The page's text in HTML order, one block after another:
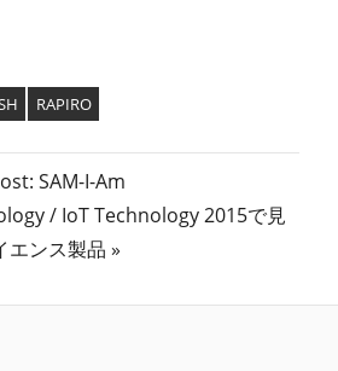
RAPIRO
SAM-I-Am
/ IoT Technology 2015で見
エンス製品